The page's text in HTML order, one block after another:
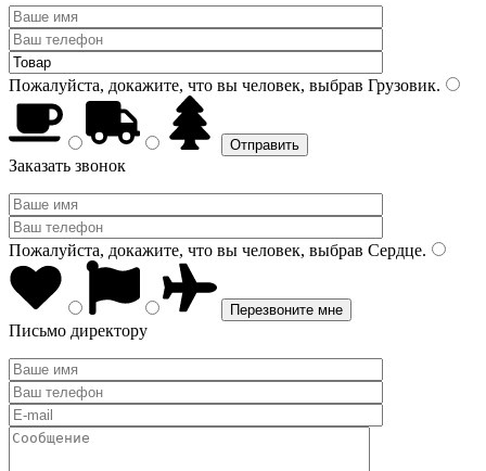
Пожалуйста, докажите, что вы человек, выбрав Грузовик.
Заказать звонок
Пожалуйста, докажите, что вы человек, выбрав Сердце.
Письмо директору